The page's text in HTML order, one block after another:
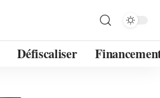
Défiscaliser